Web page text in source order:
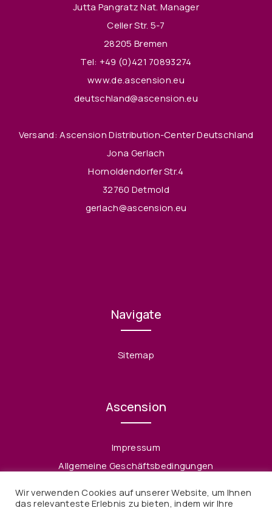
Jutta Pangratz Nat. Manager
Celler Str. 5-7
28205 Bremen
Tel: +49 (0)421 70893274
www.de.ascension.eu
deutschland@ascension.eu
Versand: Ascension Distribution-Center Deutschland
Jona Gerlach
Hornoldendorfer Str.4
32760 Detmold
gerlach@ascension.eu
Navigate
Sitemap
Ascension
Impressum
Allgemeine Geschäftsbedingungen
Widerruf
Wir verwenden Cookies auf unserer Website, um Ihnen
das relevanteste Erlebnis zu bieten, indem wir Ihre